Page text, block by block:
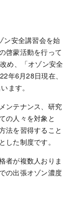
ン安全講習会を始
啓蒙活動を行って
め、「オゾン安全
年6月28日現在、
ます。
ンテナンス、研究
の人々を対象と
法を習得すること
した制度です。
者が複数人おりま
の出張オゾン濃度